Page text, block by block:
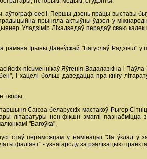
аўтограф-сесіі. Першы дзень працы выставы
прыняла актыўны ўдзел у
Уладзімір Ліхадзедаў перадаў сваю
Ірыны Данеўскай "Багуслаў Радзівіл" у
пісьменнікаў Яўгенія Вадалазкіна і
і хацелі больш даведацца пра кнігу
творы.
Саюза беларускіх мастакоў Рыгор
літаратуры нон-фікшн змаглі
"Багоўка".
стаў пераможцам у намінацыі "За ўклад у
фаліянт" - узнагароду за рэалізацыю